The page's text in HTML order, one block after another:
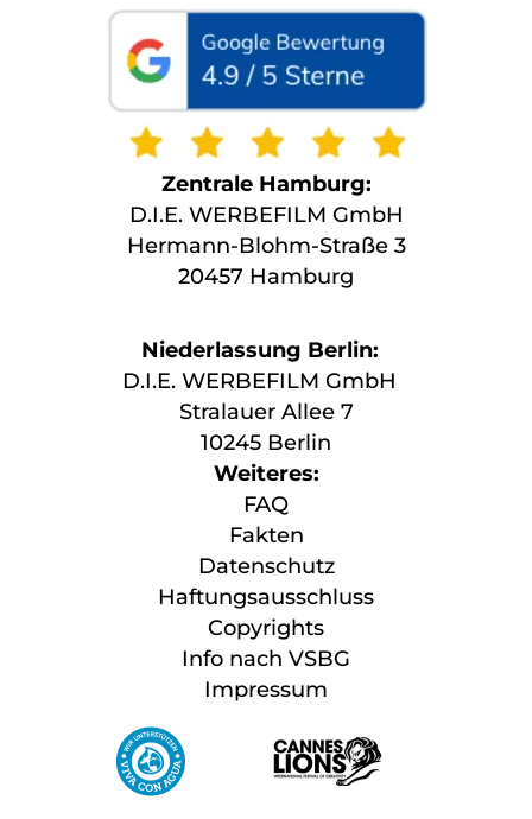
Zentrale Hamburg:
D.I.E. WERBEFILM GmbH
Hermann-Blohm-Straße 3
20457 Hamburg
Niederlassung Berlin:
D.I.E. WERBEFILM GmbH
Stralauer Allee 7
10245 Berlin
Weiteres:
FAQ
Fakten
Datenschutz
Haftungsausschluss
Copyrights
Info nach VSBG
Impressum